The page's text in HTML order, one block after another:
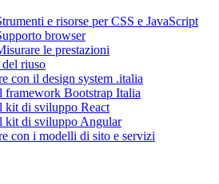
e risorse per CSS e JavaScript
browser
le prestazioni
riuso
con il design system .italia
framework Bootstrap Italia
kit di sviluppo React
kit di sviluppo Angular
con i modelli di sito e servizi